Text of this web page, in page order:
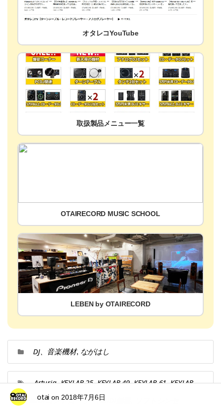
オタレコYouTube
取扱製品メニュー一覧
OTAIRECORD MUSIC SCHOOL
LEBEN by OTAIRECORD
DJ、音楽機材, ながはし
Arturia,KEYLAB 25,KEYLAB 49,KEYLAB 61,KEYLAB
88, MIDIコントローラー,MIDI鍵盤
otai on 2018年7月6日